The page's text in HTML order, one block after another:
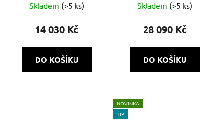
Quick Pick, Heat mapy
Skladem (>5 ks)
14 030 Kč
DO KOŠÍKU
výstup, Alarm
Skladem (>5 ks)
28 090 Kč
DO KOŠÍKU
NOVINKA
TIP